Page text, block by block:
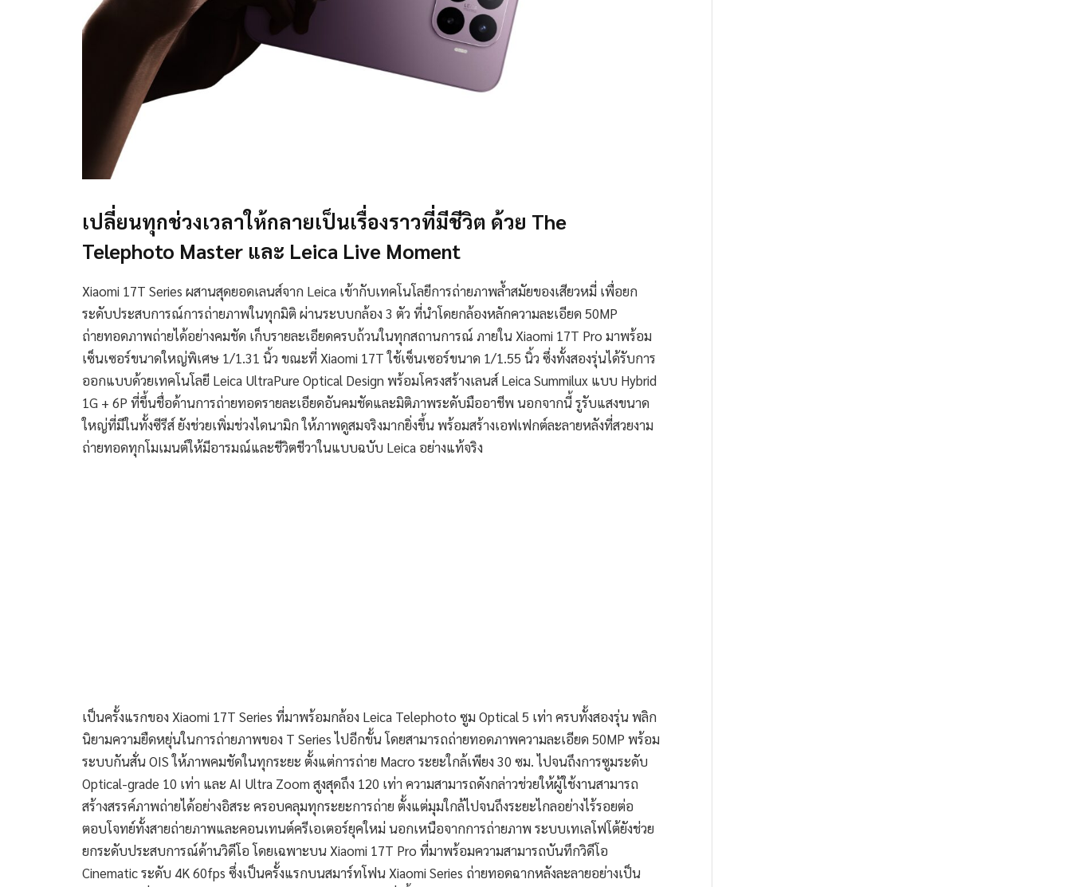
เปลี่ยนทุกช่วงเวลาให้กลายเป็นเรื่องราวที่มีชีวิต ด้วย The
Telephoto Master และ Leica Live Moment
Xiaomi 17T Series ผสานสุดยอดเลนส์จาก Leica เข้ากับเทคโนโลยีการถ่ายภาพล้ำสมัยของเสียวหมี่ เพื่อยก
ระดับประสบการณ์การถ่ายภาพในทุกมิติ ผ่านระบบกล้อง 3 ตัว ที่นำโดยกล้องหลักความละเอียด 50MP
ถ่ายทอดภาพถ่ายได้อย่างคมชัด เก็บรายละเอียดครบถ้วนในทุกสถานการณ์ ภายใน Xiaomi 17T Pro มาพร้อม
เซ็นเซอร์ขนาดใหญ่พิเศษ 1/1.31 นิ้ว ขณะที่ Xiaomi 17T ใช้เซ็นเซอร์ขนาด 1/1.55 นิ้ว ซึ่งทั้งสองรุ่นได้รับการ
ออกแบบด้วยเทคโนโลยี Leica UltraPure Optical Design พร้อมโครงสร้างเลนส์ Leica Summilux แบบ Hybrid
1G + 6P ที่ขึ้นชื่อด้านการถ่ายทอดรายละเอียดอันคมชัดและมิติภาพระดับมืออาชีพ นอกจากนี้ รูรับแสงขนาด
ใหญ่ที่มีในทั้งซีรีส์ ยังช่วยเพิ่มช่วงไดนามิก ให้ภาพดูสมจริงมากยิ่งขึ้น พร้อมสร้างเอฟเฟกต์ละลายหลังที่สวยงาม
ถ่ายทอดทุกโมเมนต์ให้มีอารมณ์และชีวิตชีวาในแบบฉบับ Leica อย่างแท้จริง
เป็นครั้งแรกของ Xiaomi 17T Series ที่มาพร้อมกล้อง Leica Telephoto ซูม Optical 5 เท่า ครบทั้งสองรุ่น พลิก
นิยามความยืดหยุ่นในการถ่ายภาพของ T Series ไปอีกขั้น โดยสามารถถ่ายทอดภาพความละเอียด 50MP พร้อม
ระบบกันสั่น OIS ให้ภาพคมชัดในทุกระยะ ตั้งแต่การถ่าย Macro ระยะใกล้เพียง 30 ซม. ไปจนถึงการซูมระดับ
Optical-grade 10 เท่า และ AI Ultra Zoom สูงสุดถึง 120 เท่า ความสามารถดังกล่าวช่วยให้ผู้ใช้งานสามารถ
สร้างสรรค์ภาพถ่ายได้อย่างอิสระ ครอบคลุมทุกระยะการถ่าย ตั้งแต่มุมใกล้ไปจนถึงระยะไกลอย่างไร้รอยต่อ
ตอบโจทย์ทั้งสายถ่ายภาพและคอนเทนต์ครีเอเตอร์ยุคใหม่ นอกเหนือจากการถ่ายภาพ ระบบเทเลโฟโต้ยังช่วย
ยกระดับประสบการณ์ด้านวิดีโอ โดยเฉพาะบน Xiaomi 17T Pro ที่มาพร้อมความสามารถบันทึกวิดีโอ
Cinematic ระดับ 4K 60fps ซึ่งเป็นครั้งแรกบนสมาร์ทโฟน Xiaomi Series ถ่ายทอดฉากหลังละลายอย่างเป็น